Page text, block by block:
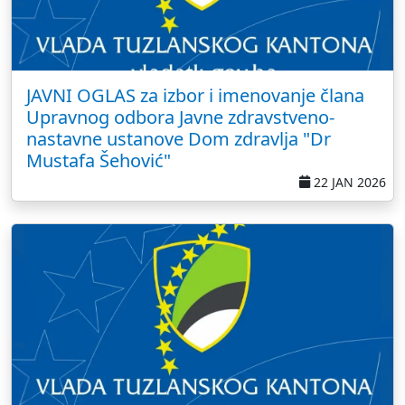
JAVNI OGLAS za izbor i imenovanje člana
Upravnog odbora Javne zdravstveno-
nastavne ustanove Dom zdravlja "Dr
Mustafa Šehović"
22 JAN 2026